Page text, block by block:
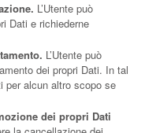
L’Utente può
Dati e richiederne
L’Utente può
dei propri Dati. In tal
per alcun altro scopo se
dei propri Dati